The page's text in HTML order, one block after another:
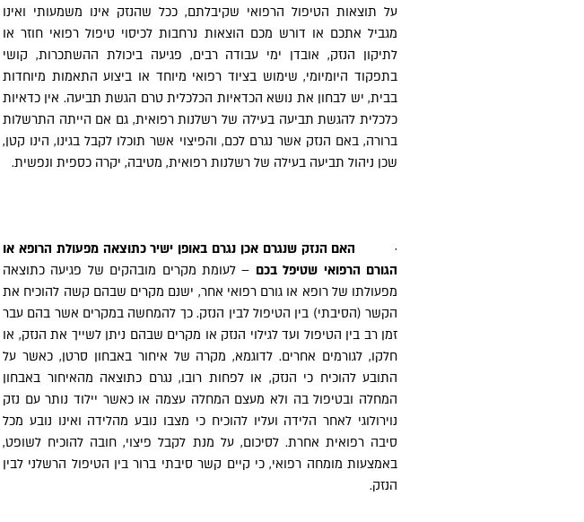
על תוצאות הטיפול הרפואי שקיבלתם, ככל שהנזק אינו משמעותי ואינו
מגביל אתכם או דורש מכם הוצאות נרחבות לכיסוי טיפול רפואי חוזר או
לתיקון הנזק, אובדן ימי עבודה רבים, פגיעה ביכולת ההשתכרות, קושי
בתפקוד היומיומי, שימוש בציוד רפואי מיוחד או ביצוע התאמות מיוחדות
בבית, יש לבחון את נושא הכדאיות הכלכלית טרם הגשת תביעה. אין כדאיות
כלכלית להגשת תביעה בעילה של רשלנות רפואית, גם אם הייתה התרשלות
ברורה, באם הנזק אשר נגרם לכם, והפיצוי אשר תוכלו לקבל בגינו, הינו קטן,
שכן ניהול תביעה בעילה של רשלנות רפואית, מטיבה, יקרה כספית ונפשית.
· האם הנזק שנגרם אכן נגרם באופן ישיר כתוצאה מפעולת הרופא או
הגורם הרפואי שטיפל בכם – לעומת מקרים מובהקים של פגיעה כתוצאה
מפעולתו של רופא או גורם רפואי אחר, ישנם מקרים שבהם קשה להוכיח את
הקשר (הסיבתי) בין הטיפול לבין הנזק. כך להמחשה במקרים אשר בהם עבר
זמן רב בין הטיפול ועד לגילוי הנזק או מקרים שבהם ניתן לשייך את הנזק, או
חלקו, לגורמים אחרים. לדוגמא, מקרה של איחור באבחון סרטן, כאשר על
התובע להוכיח כי הנזק, או לפחות רובו, נגרם כתוצאה מהאיחור באבחון
המחלה ובטיפול בה ולא מעצם המחלה עצמה או כאשר יילוד נותר עם נזק
נוירולוגי לאחר הלידה ועליו להוכיח כי מצבו נובע מהלידה ואינו נובע מכל
סיבה רפואית אחרת. לסיכום, על מנת לקבל פיצוי, חובה להוכיח לשופט,
באמצעות מומחה רפואי, כי קיים קשר סיבתי ברור בין הטיפול הרשלני לבין
הנזק.